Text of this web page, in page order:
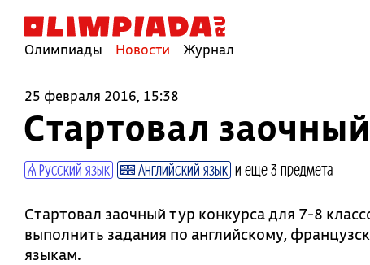
Олимпиады Новости Журнал
25 февраля 2016, 15:38
Стартовал
Русский язык Английский язык и еще 3 предмета
Стартовал заочный тур конкурса для 7-8
выполнить задания по английскому,
языкам.